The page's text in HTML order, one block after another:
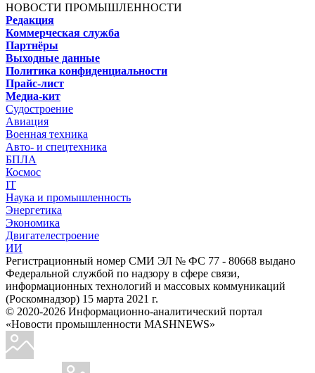
НОВОСТИ ПРОМЫШЛЕННОСТИ
Редакция
Коммерческая служба
Партнёры
Выходные данные
Политика конфиденциальности
Прайс-лист
Медиа-кит
Судостроение
Авиация
Военная техника
Авто- и спецтехника
БПЛА
Космос
IT
Наука и промышленность
Энергетика
Экономика
Двигателестроение
ИИ
Регистрационный номер СМИ ЭЛ № ФС 77 - 80668 выдано
Федеральной службой по надзору в сфере связи,
информационных технологий и массовых коммуникаций
(Роскомнадзор) 15 марта 2021 г.
© 2020-2026 Информационно-аналитический портал
«Новости промышленности MASHNEWS»